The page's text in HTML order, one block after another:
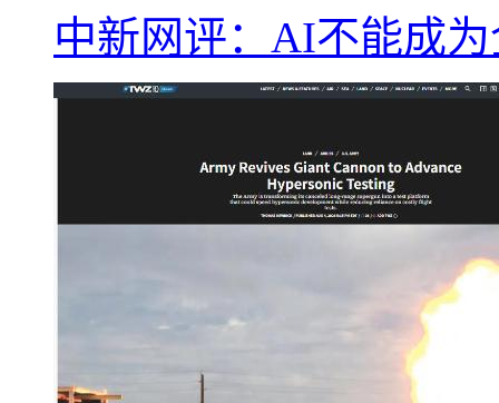
中新网评：AI不能成